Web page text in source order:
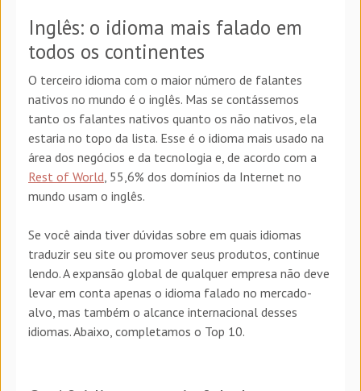
Inglês: o idioma mais falado em
todos os continentes
O terceiro idioma com o maior número de falantes
nativos no mundo é o inglês. Mas se contássemos
tanto os falantes nativos quanto os não nativos, ela
estaria no topo da lista. Esse é o idioma mais usado na
área dos negócios e da tecnologia e, de acordo com a
Rest of World, 55,6% dos domínios da Internet no
mundo usam o inglês.
Se você ainda tiver dúvidas sobre em quais idiomas
traduzir seu site ou promover seus produtos, continue
lendo. A expansão global de qualquer empresa não deve
levar em conta apenas o idioma falado no mercado-
alvo, mas também o alcance internacional desses
idiomas. Abaixo, completamos o Top 10.